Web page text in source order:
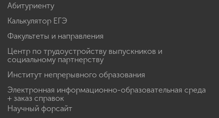
Абитуриенту
Калькулятор ЕГЭ
Факультеты и направления
Центр по трудоустройству выпускников и
социальному партнерству
Институт непрерывного образования
Электронная информационно-образовательная среда
+ заказ справок
Научный форсайт